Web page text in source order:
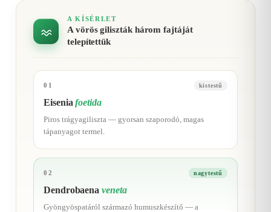
A KÍSÉRLET
A vörös giliszták három fajtáját
telepítettük
01 kistestű
Eiseniafoetida
Piros trágyagiliszta — gyorsan szaporodó, magas
tápanyagot termel.
02 nagytestű
Dendrobaenaveneta
Gyöngyöspatáról származó humuszkészítő — a